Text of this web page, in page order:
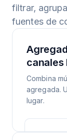
filtrar,
fuentes de
canales
Combina
agregada.
lugar.